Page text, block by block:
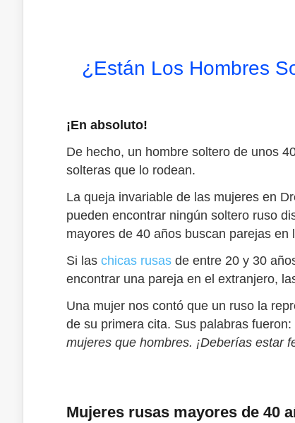
¿Están Los Hombres
¡En absoluto!
De hecho, un hombre soltero de unos
solteras que lo rodean.
La queja invariable de las mujeres en
pueden encontrar ningún soltero ruso
mayores de 40 años buscan parejas
Si las chicas rusas de entre 20 y 30
encontrar una pareja en el extranjero,
Una mujer nos contó que un ruso la
de su primera cita. Sus palabras fueron:
mujeres que hombres. ¡Deberías estar
Mujeres rusas mayores de 40